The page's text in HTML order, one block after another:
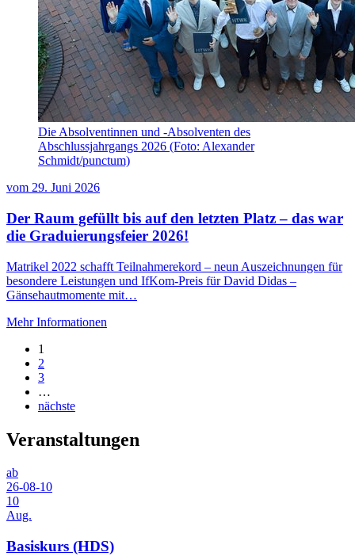
Die Absolventinnen und -Absolventen des
Abschlussjahrgangs 2026 (Foto: Alexander
Schmidt/punctum)
vom 29. Juni 2026
Der Raum gefüllt bis auf den letzten Platz – das war
die Graduierungsfeier 2026!
Matrikel 2022 schafft Teilnahmerekord – neun Auszeichnungen für
besondere Leistungen und IfKom-Preis für David Didas –
Gänsehautmomente mit…
Mehr Informationen
1
2
3
…
nächste
Veranstaltungen
ab
26-08-10
10
Aug.
Basiskurs (HDS)